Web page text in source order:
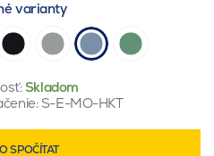
varianty
Skladom
S-E-MO-HKT
SPOČÍTAT